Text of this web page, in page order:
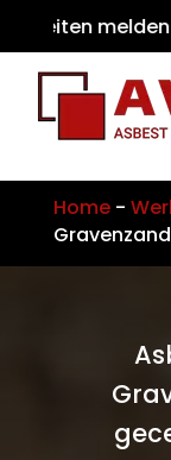
Home-